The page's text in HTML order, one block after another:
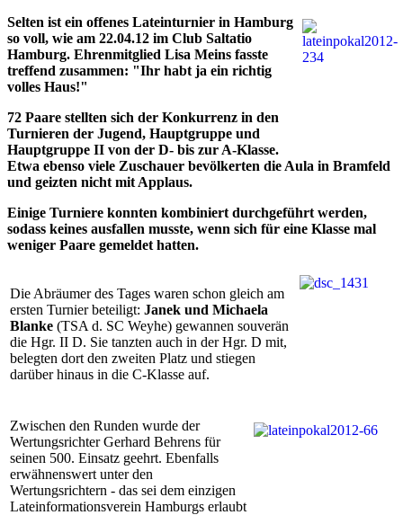
Selten ist ein offenes Lateinturnier in Hamburg
so voll, wie am 22.04.12 im Club Saltatio
Hamburg. Ehrenmitglied Lisa Meins fasste
treffend zusammen: "Ihr habt ja ein richtig
volles Haus!"
72 Paare stellten sich der Konkurrenz in den
Turnieren der Jugend, Hauptgruppe und
Hauptgruppe II von der D- bis zur A-Klasse.
Etwa ebenso viele Zuschauer bevölkerten die Aula in Bramfeld
und geizten nicht mit Applaus.
Einige Turniere konnten kombiniert durchgeführt werden,
sodass keines ausfallen musste, wenn sich für eine Klasse mal
weniger Paare gemeldet hatten.
Die Abräumer des Tages waren schon gleich am
ersten Turnier beteiligt: Janek und Michaela
Blanke (TSA d. SC Weyhe) gewannen souverän
die Hgr. II D. Sie tanzten auch in der Hgr. D mit,
belegten dort den zweiten Platz und stiegen
darüber hinaus in die C-Klasse auf.
Zwischen den Runden wurde der
Wertungsrichter Gerhard Behrens für
seinen 500. Einsatz geehrt. Ebenfalls
erwähnenswert unter den
Wertungsrichtern - das sei dem einzigen
Lateinformationsverein Hamburgs erlaubt